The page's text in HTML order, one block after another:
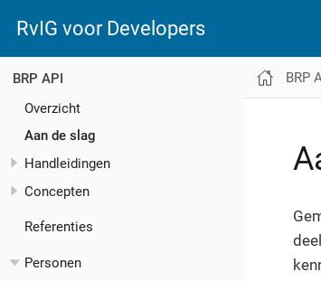
RvIG voor Developers
BRP API
Overzicht
Aan de slag
Handleidingen
Concepten
Referenties
Personen
BRP